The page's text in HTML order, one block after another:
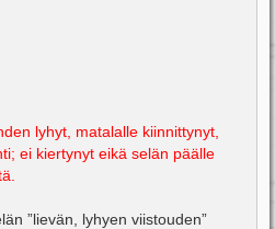
lyhyt, matalalle kiinnittynyt,
ei kiertynyt eikä selän päälle
”lievän, lyhyen viistouden”